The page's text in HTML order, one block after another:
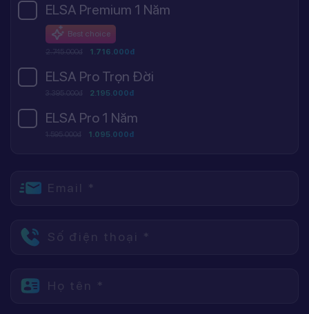
ELSA Premium 1 Năm
Best choice
2.745.000đ 1.716.000đ
ELSA Pro Trọn Đời
3.395.000đ 2.195.000đ
ELSA Pro 1 Năm
1.595.000đ 1.095.000đ
Email *
Số điện thoại *
Họ tên *